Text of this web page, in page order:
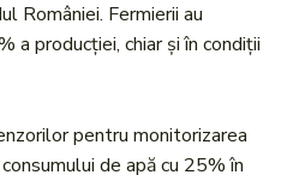
României. Fermierii au
a producției, chiar și în condiții
pentru monitorizarea
de apă cu 25% în